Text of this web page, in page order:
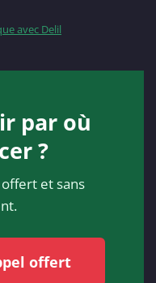
avec Delil
par où
?
et sans
offert